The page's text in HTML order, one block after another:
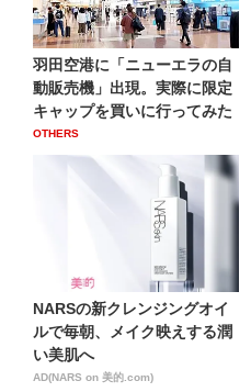
羽田空港に「ニューエラの自
動販売機」出現。実際に限定
キャップを買いに行ってみた
OTHERS
NARSの新クレンジングオイ
ルで毎朝、メイク映えする潤
い美肌へ
AD(NARS on 美的.com)